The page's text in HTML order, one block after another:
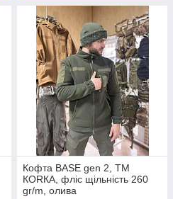
Кофта BASE gen 2, ТМ
КОRКА, фліс щільність 260
gr/m, олива